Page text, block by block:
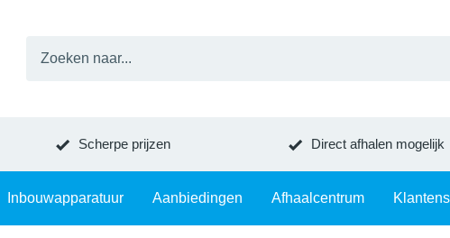
Scherpe prijzen Direct afhalen mogelijk
Inbouwapparatuur Aanbiedingen Afhaalcentrum